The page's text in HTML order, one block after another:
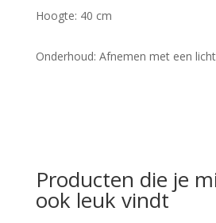
Hoogte: 40 cm
Onderhoud: Afnemen met een
Producten die je
ook leuk vindt